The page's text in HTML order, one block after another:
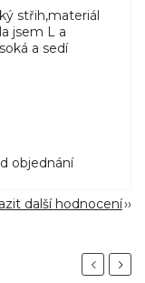
střih,materiál
jsem L a
a sedí
objednání
další hodnocení
Previous
Next